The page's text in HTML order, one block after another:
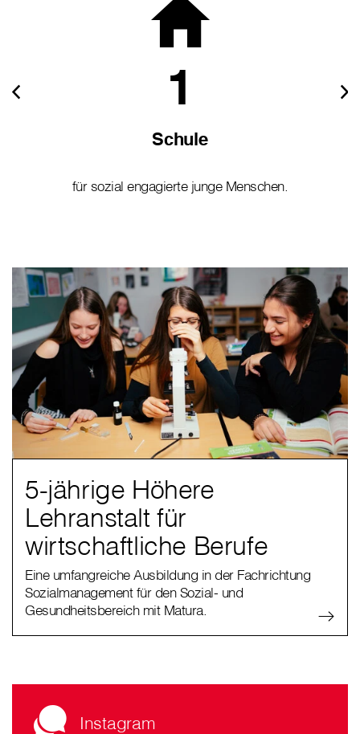
1
Schule
für sozial engagierte junge Menschen.
5-jährige Höhere
Lehranstalt für
wirtschaftliche Berufe
Eine umfangreiche Ausbildung in der Fachrichtung
Sozialmanagement für den Sozial- und
Gesundheitsbereich mit Matura.
Instagram